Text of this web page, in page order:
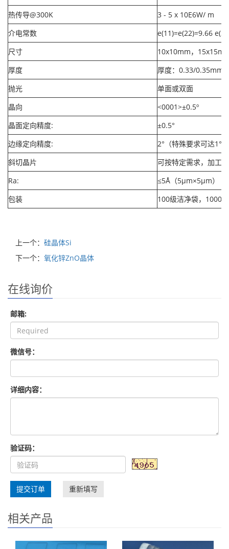
热传导@300K
3 - 5 x 10E6W/ m
介电常数
e(11)=e(22)=9.66
尺寸
10x10mm，
厚度
厚度：0.33/0.35mm
抛光
单面或双面
晶向
<0001>±0.5º
晶面定向精度:
±0.5°
边缘定向精度:
2°（特殊要求可达1°
斜切晶片
可按特定需求，加工
Ra:
≤5Å（5µm×5µm）
包装
100级洁净袋，1000
上一个： 硅晶体Si
下一个： 氧化锌ZnO晶体
在线询价
邮箱:
微信号：
详细内容：
验证码：
提交订单 重新填写
相关产品